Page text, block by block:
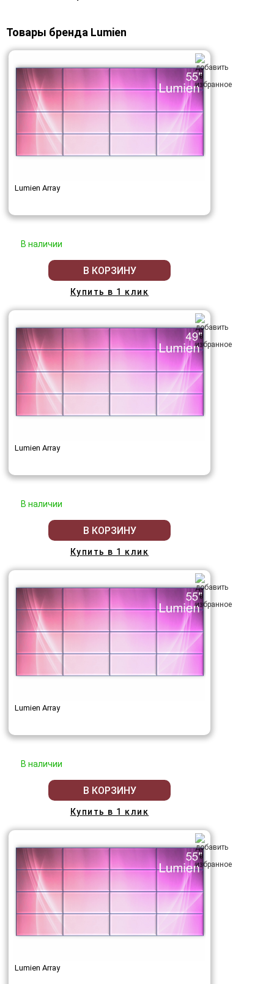
Товары бренда Lumien
Lumien Array
В наличии
В КОРЗИНУ
Купить в 1 клик
Lumien Array
В наличии
В КОРЗИНУ
Купить в 1 клик
Lumien Array
В наличии
В КОРЗИНУ
Купить в 1 клик
Lumien Array